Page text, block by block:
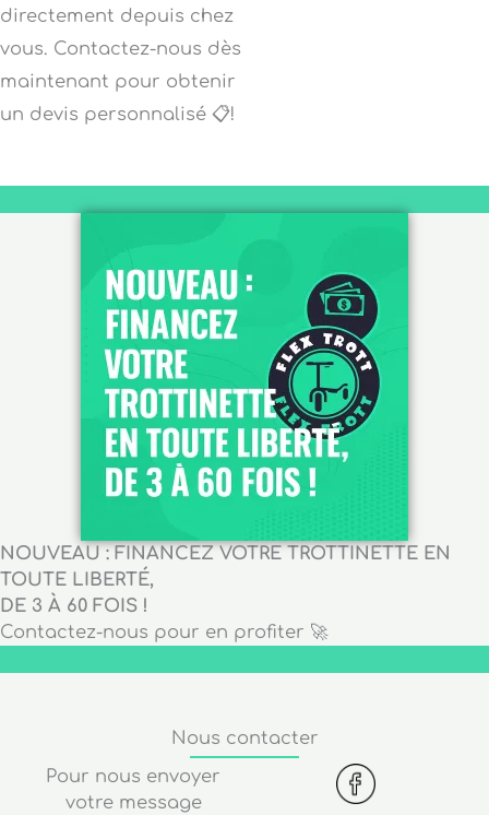
directement depuis chez
vous. Contactez-nous dès
maintenant pour obtenir
un devis personnalisé 📋!
NOUVEAU : FINANCEZ VOTRE TROTTINETTE EN
TOUTE LIBERTÉ,
DE 3 À 60 FOIS !
Contactez-nous pour en profiter 🚀
Nous contacter
Pour nous envoyer
votre message